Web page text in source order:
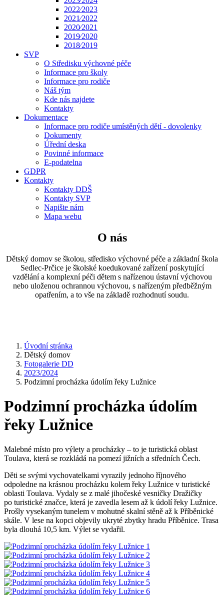
2022⁄2023
2021⁄2022
2020⁄2021
2019⁄2020
2018⁄2019
SVP
O Středisku výchovné péče
Informace pro školy
Informace pro rodiče
Náš tým
Kde nás najdete
Kontakty
Dokumentace
Informace pro rodiče umístěných dětí - dovolenky
Dokumenty
Úřední deska
Povinné informace
E-podatelna
GDPR
Kontakty
Kontakty DDŠ
Kontakty SVP
Napište nám
Mapa webu
O nás
Dětský domov se školou, středisko výchovné péče a základní škola
Sedlec-Prčice je školské koedukované zařízení poskytující
vzdělání a komplexní péči dětem s nařízenou ústavní výchovou
nebo uloženou ochrannou výchovou, s nařízeným předběžným
opatřením, a to vše na základě rozhodnutí soudu.
Úvodní stránka
Dětský domov
Fotogalerie DD
2023/2024
Podzimní procházka údolím řeky Lužnice
Podzimní procházka údolím
řeky Lužnice
Malebné místo pro výlety a procházky – to je turistická oblast
Toulava, která se rozkládá na pomezí jižních a středních Čech.
Děti se svými vychovatelkami vyrazily jednoho říjnového
odpoledne na krásnou procházku kolem řeky Lužnice v turistické
oblasti Toulava. Vydaly se z malé jihočeské vesničky Dražičky
po turistické značce, která je zavedla lesem až k údolí řeky Lužnice.
Prošly vysekaným tunelem v mohutné skalní stěně až k Příběnické
skále. V lese na kopci objevily ukryté zbytky hradu Příběnice. Trasa
byla dlouhá 10,5 km. Výlet se vydařil.